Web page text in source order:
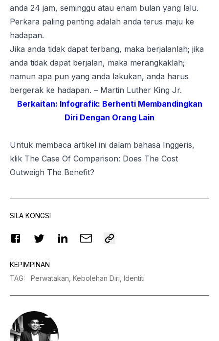
anda 24 jam, seminggu atau enam bulan yang lalu.
Perkara paling penting adalah anda terus maju ke
hadapan.
Jika anda tidak dapat terbang, maka berjalanlah; jika
anda tidak dapat berjalan, maka merangkaklah;
namun apa pun yang anda lakukan, anda harus
bergerak ke hadapan. – Martin Luther King Jr.
Berkaitan: Infografik: Berhenti Membandingkan
Diri Dengan Orang Lain
Untuk membaca artikel ini dalam bahasa Inggeris,
klik The Case Of Comparison: Does The Cost
Outweigh The Benefit?
SILA KONGSI
KEPIMPINAN
TAG: Perwatakan, Kebolehan Diri, Identiti